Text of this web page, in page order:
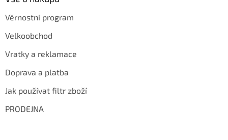
Věrnostní program
Velkoobchod
Vratky a reklamace
Doprava a platba
Jak používat filtr zboží
PRODEJNA